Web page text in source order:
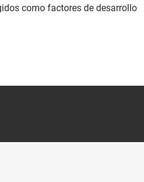
como factores de desarrollo